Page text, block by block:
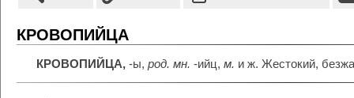
КРОВОПИЙЦА
КРОВОПИЙЦА, -ы, род. мн. -ийц, м. и ж. Жестокий,